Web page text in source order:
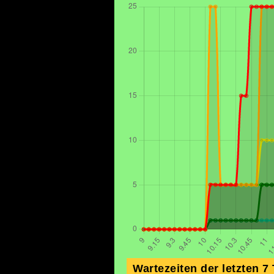
Wartezeiten der letzten 7